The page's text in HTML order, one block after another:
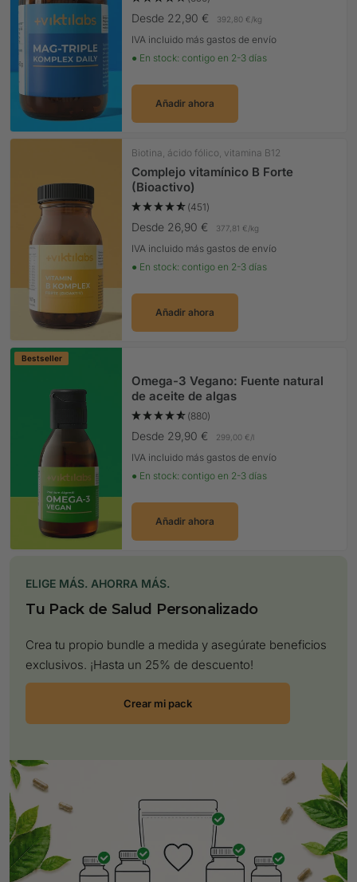
ELIGE MÁS. AHORRA MÁS.
Tu Pack de Salud Personalizado
Crea tu propio bundle a medida y asegúrate beneficios
exclusivos. ¡Hasta un 25% de descuento!
Crear mi pack
Precio Oferta
Desde 22,90 € 392,80 €/kg
IVA incluido más gastos de envío
● En stock: contigo en 2-3 días
Añadir ahora
Biotina, ácido fólico, vitamina B12
Complejo vitamínico B Forte
(Bioactivo)
(451)
Precio Oferta
Desde 26,90 € 377,81 €/kg
IVA incluido más gastos de envío
● En stock: contigo en 2-3 días
Añadir ahora
Bestseller
Omega-3 Vegano: Fuente natural
de aceite de algas
(880)
Precio Oferta
Desde 29,90 € 299,00 €/
IVA incluido más gastos de envío
● En stock: contigo en 2-3 días
Añadir ahora